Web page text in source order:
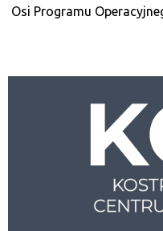
Osi Programu